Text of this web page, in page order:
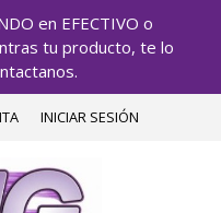
en EFECTIVO o
tu producto, te lo
INICIAR SESIÓN